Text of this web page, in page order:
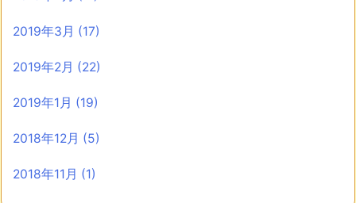
2019年3月 (17)
2019年2月 (22)
2019年1月 (19)
2018年12月 (5)
2018年11月 (1)